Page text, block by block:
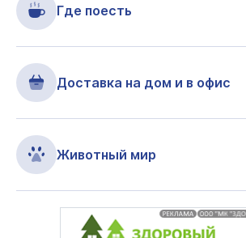
Где поесть
Доставка на дом и в офис
Животный мир